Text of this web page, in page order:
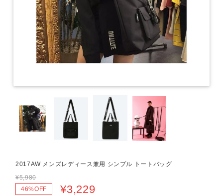
2017AW メンズレディース兼用 シンプル トートバッグ
¥5,980
46%OFF
¥3,229